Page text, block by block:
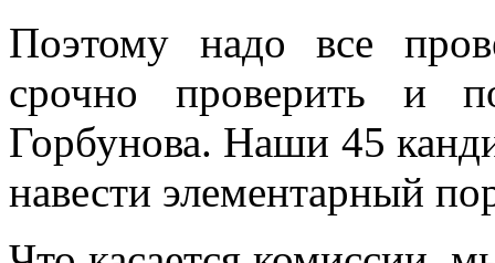
Поэтому надо все
срочно проверить и
Горбунова. Наши 45
навести элементарный